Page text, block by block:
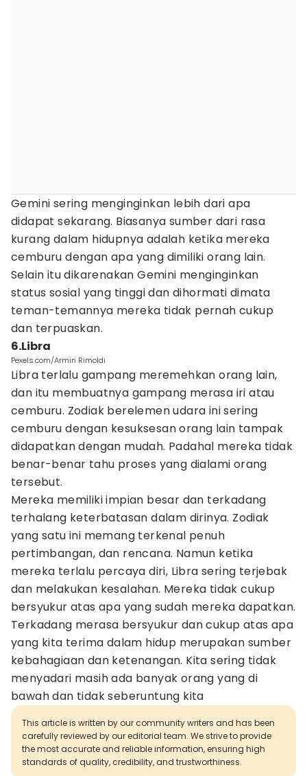
Gemini sering menginginkan lebih dari apa
didapat sekarang. Biasanya sumber dari rasa
kurang dalam hidupnya adalah ketika mereka
cemburu dengan apa yang dimiliki orang lain.
Selain itu dikarenakan Gemini menginginkan
status sosial yang tinggi dan dihormati dimata
teman-temannya mereka tidak pernah cukup
dan terpuaskan.
6.Libra
Pexels.com/Armin Rimoldi
Libra terlalu gampang meremehkan orang lain,
dan itu membuatnya gampang merasa iri atau
cemburu. Zodiak berelemen udara ini sering
cemburu dengan kesuksesan orang lain tampak
didapatkan dengan mudah. Padahal mereka tidak
benar-benar tahu proses yang dialami orang
tersebut.
Mereka memiliki impian besar dan terkadang
terhalang keterbatasan dalam dirinya. Zodiak
yang satu ini memang terkenal penuh
pertimbangan, dan rencana. Namun ketika
mereka terlalu percaya diri, Libra sering terjebak
dan melakukan kesalahan. Mereka tidak cukup
bersyukur atas apa yang sudah mereka dapatkan.
Terkadang merasa bersyukur dan cukup atas apa
yang kita terima dalam hidup merupakan sumber
kebahagiaan dan ketenangan. Kita sering tidak
menyadari masih ada banyak orang yang di
bawah dan tidak seberuntung kita
This article is written by our community writers and has been
carefully reviewed by our editorial team. We strive to provide
the most accurate and reliable information, ensuring high
standards of quality, credibility, and trustworthiness.